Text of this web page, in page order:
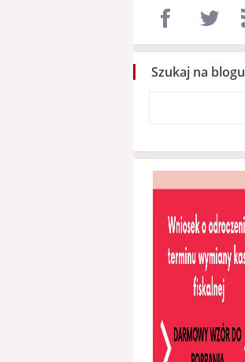
Szukaj na blogu